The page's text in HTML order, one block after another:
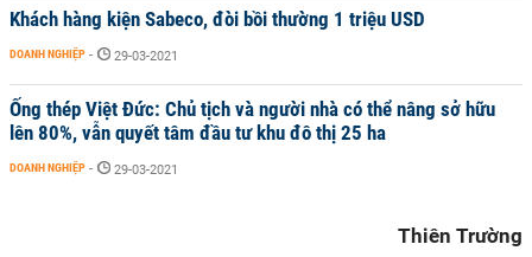
Khách hàng kiện Sabeco, đòi bồi thường 1 triệu USD
DOANH NGHIỆP - 29-03-2021
Ống thép Việt Đức: Chủ tịch và người nhà có thể nâng sở hữu
lên 80%, vẫn quyết tâm đầu tư khu đô thị 25 ha
DOANH NGHIỆP - 29-03-2021
Thiên Trường